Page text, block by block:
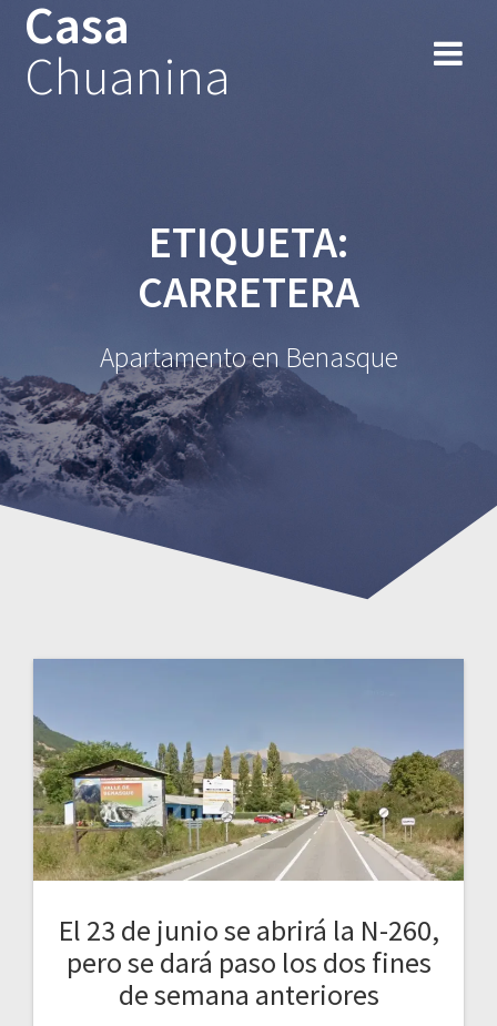
Casa
Chuanina
ETIQUETA:
CARRETERA
Apartamento en Benasque
El 23 de junio se abrirá la N-260,
pero se dará paso los dos fines
de semana anteriores